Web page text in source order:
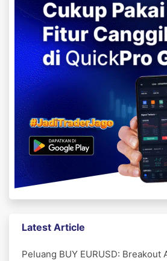
Latest Article
Peluang BUY EURUSD: Breakout